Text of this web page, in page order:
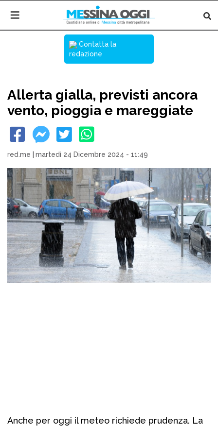
Contatta la
redazione
Allerta gialla, previsti ancora
vento, pioggia e mareggiate
red.me martedì 24 Dicembre 2024 - 11:49
Anche per oggi il meteo richiede prudenza. La